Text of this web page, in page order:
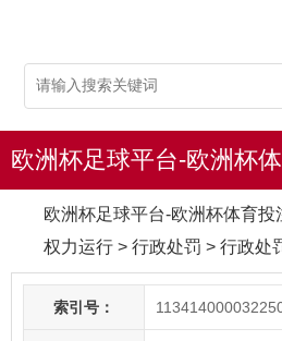
欧洲杯足球平台-欧洲杯
欧洲杯足球平台-欧洲杯体育投
权力运行 > 行政处罚 > 行政处
索引号：